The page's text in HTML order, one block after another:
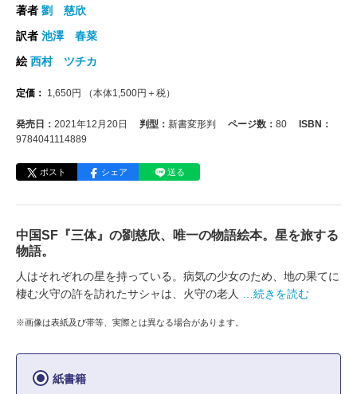
著者 劉 慈欣
訳者 池澤 春菜
絵西村 ツチカ
定価： 1,650円 （本体1,500円＋税）
発売日： 2021年12月20日 判型： 新書変形判 ページ数： 80
ISBN：
9784041114889
ポスト シェア 送る
中国SF『三体』の劉慈欣、唯一の物語絵本。星を旅する
物語。
人はそれぞれの星を持っている。病気の少女のため、地の果てに
棲む火守の許を訪れたサシャは、火守の老人
…続きを読む
※画像は表紙及び帯等、実際とは異なる場合があります。
紙書籍